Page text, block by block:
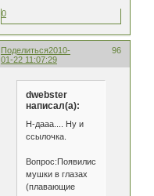
0
Поделиться 96
2010-
01-22 11:07:29
dwebster
написал(а):
Н-дааа.... Ну и
ссылочка.
Вопрос:Появились
мушки в глазах
(плавающие